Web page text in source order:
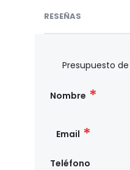
RESEÑAS
Presupuesto
Nombre
Email
Teléfono